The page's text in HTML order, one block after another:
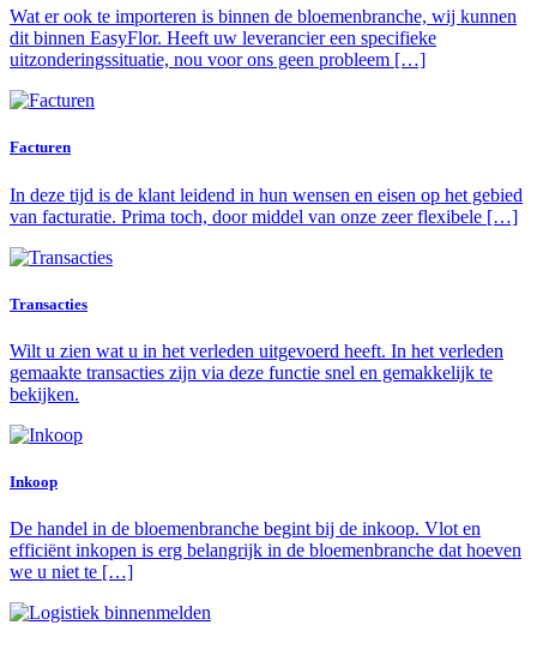
Wat er ook te importeren is binnen de bloemenbranche, wij kunnen
dit binnen EasyFlor. Heeft uw leverancier een specifieke
uitzonderingssituatie, nou voor ons geen probleem […]
Facturen
In deze tijd is de klant leidend in hun wensen en eisen op het gebied
van facturatie. Prima toch, door middel van onze zeer flexibele […]
Transacties
Wilt u zien wat u in het verleden uitgevoerd heeft. In het verleden
gemaakte transacties zijn via deze functie snel en gemakkelijk te
bekijken.
Inkoop
De handel in de bloemenbranche begint bij de inkoop. Vlot en
efficiënt inkopen is erg belangrijk in de bloemenbranche dat hoeven
we u niet te […]